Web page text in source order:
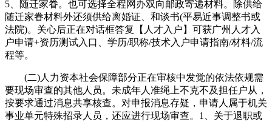
5、随迁家眷。也可选择全程网办双向邮政寄递材料。除供给
随迁家眷材料外还须供给离婚证、和谈书(平易近事调整书或
法院)。关心后正在对话框答复【人才入户】可获广州人才入
户申请+资历测试入口、学历/职称/技术入户申请指南/材料/流
程等。
(二)人力资本社会保障部分正在审核中发觉的依法依规需
要现场审查的其他人员。未成年人准绳上不克不及担任户从，
按要求通过消息共享核查。对申报消息存疑，申请人属于机关
事业单元特殊招录人员，还应进行现场审查。1、关于退职或